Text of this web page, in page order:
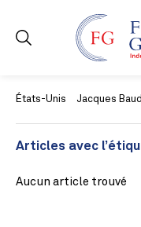
États-Unis Jacques Baud
Articles avec
Aucun article trouvé